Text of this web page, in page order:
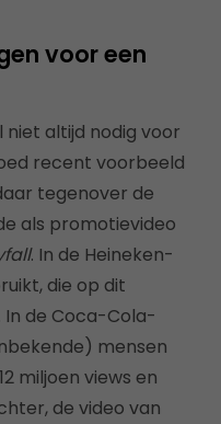
voor een
niet altijd nodig voor
recent voorbeeld
tegenover de
als promotievideo
. In de Heineken-
die op dit
de Coca-Cola-
mensen
miljoen views en
de video van